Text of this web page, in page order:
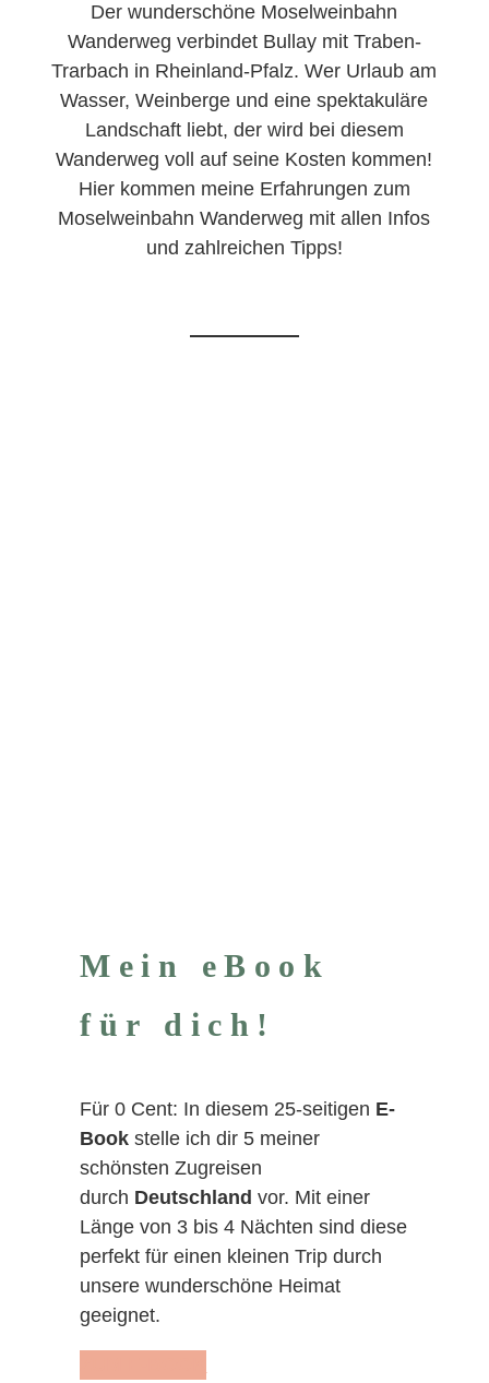
Der wunderschöne Moselweinbahn
Wanderweg verbindet Bullay mit Traben-
Trarbach in Rheinland-Pfalz. Wer Urlaub am
Wasser, Weinberge und eine spektakuläre
Landschaft liebt, der wird bei diesem
Wanderweg voll auf seine Kosten kommen!
Hier kommen meine Erfahrungen zum
Moselweinbahn Wanderweg mit allen Infos
und zahlreichen Tipps!
Mein eBook
für dich!
Für 0 Cent: In diesem 25-seitigen E-
Book stelle ich dir 5 meiner
schönsten Zugreisen
durch Deutschland vor. Mit einer
Länge von 3 bis 4 Nächten sind diese
perfekt für einen kleinen Trip durch
unsere wunderschöne Heimat
geeignet.